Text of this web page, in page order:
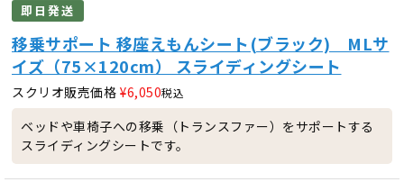
即日発送
移乗サポート 移座えもんシート(ブラック) MLサ
イズ（75×120cm） スライディングシート
スクリオ販売価格 ¥6,050税込
ベッドや車椅子への移乗（トランスファー）をサポートする
スライディングシートです。